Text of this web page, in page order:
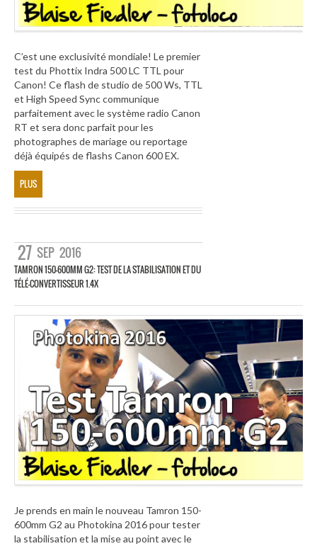
C’est une exclusivité mondiale! Le premier
test du Phottix Indra 500 LC TTL pour
Canon! Ce flash de studio de 500 Ws, TTL
et High Speed Sync communique
parfaitement avec le système radio Canon
RT et sera donc parfait pour les
photographes de mariage ou reportage
déjà équipés de flashs Canon 600 EX.
PLUS
27 SEP 2016
TAMRON 150-600MM G2: TEST DE LA STABILISATION ET DU
TÉLÉ-CONVERTISSEUR 1.4X
Je prends en main le nouveau Tamron 150-
600mm G2 au Photokina 2016 pour tester
la stabilisation et la mise au point avec le